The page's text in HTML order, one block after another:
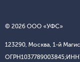
© 2026 ООО «УФС»
123290, Москва, 1-й
ОГРН1037789003845;ИНН